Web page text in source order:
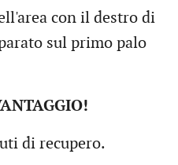
con il destro di
sul primo palo
di recupero.